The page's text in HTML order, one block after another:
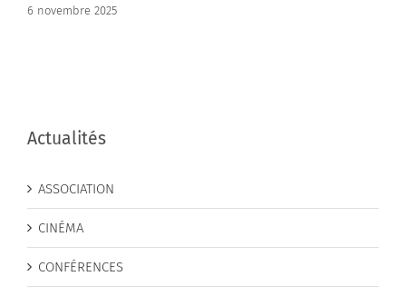
6 novembre 2025
Actualités
ASSOCIATION
CINÉMA
CONFÉRENCES